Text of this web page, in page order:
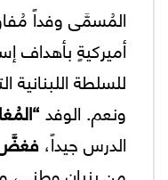
المُسمَّى وفداً
أميركيةٍ بأهداف
للسلطة
ونعم. الوفد
الدرس جيداً،